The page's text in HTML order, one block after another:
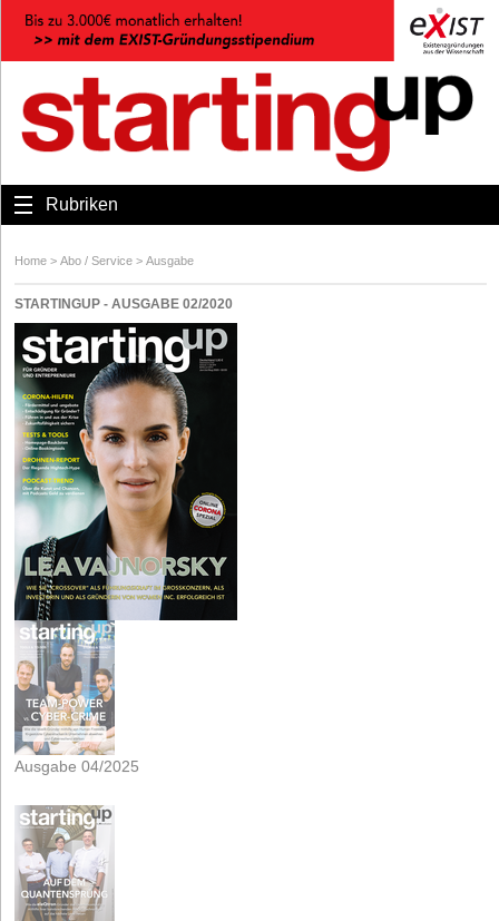
Rubriken
Home > Abo / Service > Ausgabe
STARTINGUP - AUSGABE 02/2020
Ausgabe 04/2025